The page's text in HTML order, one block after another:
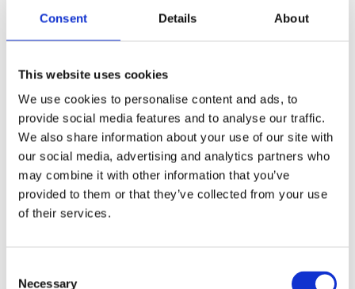
Consent Details About
This website uses cookies
We use cookies to personalise content and ads, to
provide social media features and to analyse our traffic.
We also share information about your use of our site with
our social media, advertising and analytics partners who
may combine it with other information that you’ve
provided to them or that they’ve collected from your use
of their services.
Necessary
300
míst k sezení
Rozmanitý prostor restaurace nabízí příjemné místo
až poté se zákazník usadí. U nás probíhá proces